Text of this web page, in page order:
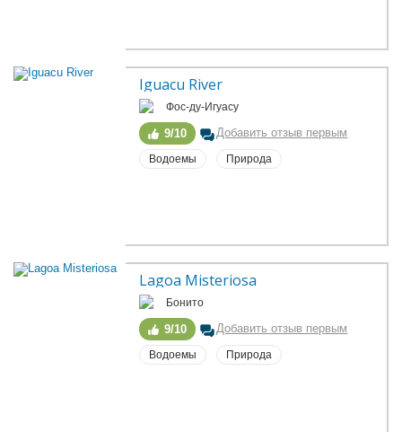
Iguacu River
Фос-ду-Игуасу
9/10 Добавить отзыв первым
Водоемы Природа
Lagoa Misteriosa
Бонито
9/10 Добавить отзыв первым
Водоемы Природа